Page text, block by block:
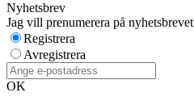
Nyhetsbrev
Jag vill prenumerera på nyhetsbrevet
Registrera
Avregistrera
OK